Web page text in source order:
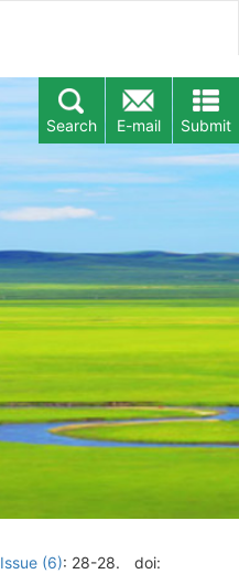
Submit
E-mail
Search
Issue (6): 28-28.
doi: